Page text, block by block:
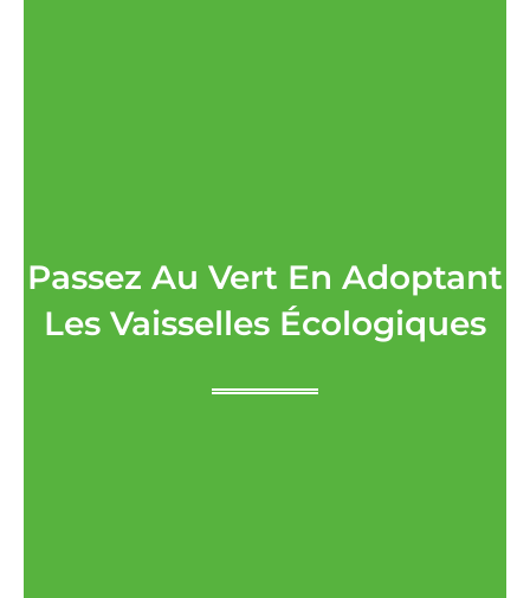
Passez Au Vert En Adoptant
Les Vaisselles Écologiques